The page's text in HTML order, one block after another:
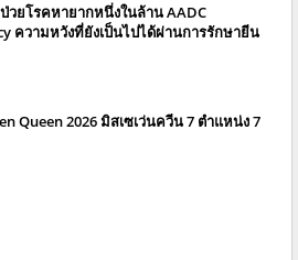
วยโรคหายากหนึ่งในล้าน AADC
ความหวังที่ยังเป็นไปได้ผ่านการรักษายีน
Queen 2026 มิสเซเว่นควีน 7 ตำแหน่ง 7